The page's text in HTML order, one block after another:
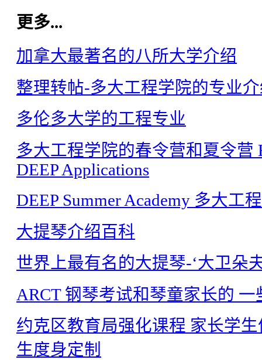
更多...
加拿大最著名的八所大学介绍
整理转帖-多大工程学院的专业
多伦多大学的工程专业
多大工程学院的春令营和夏令营
DEEP Applications
DEEP Summer Academy 多大工
大提琴介绍百科
世界上最有名的大提琴-‘大卫朵
ARCT 钢琴考试和琴童家长的 一
约克区教育局强化课程 家长学
生度身定制